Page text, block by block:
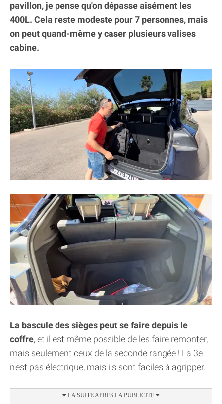
pavillon, je pense qu'on dépasse aisément les
400L. Cela reste modeste pour 7 personnes, mais
on peut quand-même y caser plusieurs valises
cabine.
La bascule des sièges peut se faire depuis le
coffre, et il est même possible de les faire remonter,
mais seulement ceux de la seconde rangée ! La 3e
n'est pas électrique, mais ils sont faciles à agripper.